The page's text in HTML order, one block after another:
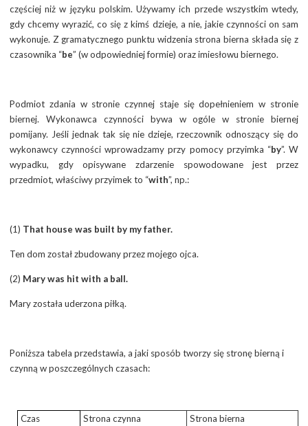
częściej niż w języku polskim. Używamy ich przede wszystkim wtedy,
gdy chcemy wyrazić, co się z kimś dzieje, a nie, jakie czynności on sam
wykonuje. Z gramatycznego punktu widzenia strona bierna składa się z
czasownika “be” (w odpowiedniej formie) oraz imiesłowu biernego.
Podmiot zdania w stronie czynnej staje się dopełnieniem w stronie
biernej. Wykonawca czynności bywa w ogóle w stronie biernej
pomijany. Jeśli jednak tak się nie dzieje, rzeczownik odnoszący się do
wykonawcy czynności wprowadzamy przy pomocy przyimka “by”. W
wypadku, gdy opisywane zdarzenie spowodowane jest przez
przedmiot, właściwy przyimek to “with”, np.:
(1) That house was built by my father.
Ten dom został zbudowany przez mojego ojca.
(2) Mary was hit with a ball.
Mary została uderzona piłką.
Poniższa tabela przedstawia, a jaki sposób tworzy się stronę bierną i
czynną w poszczególnych czasach:
Czas Strona czynna Strona bierna